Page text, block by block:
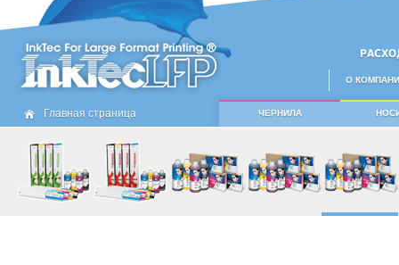
О
Главная страница ЧЕРНИЛА